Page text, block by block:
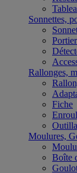
Sonnettes,
Rallonges,
Fiche
Moulures,
Boîte